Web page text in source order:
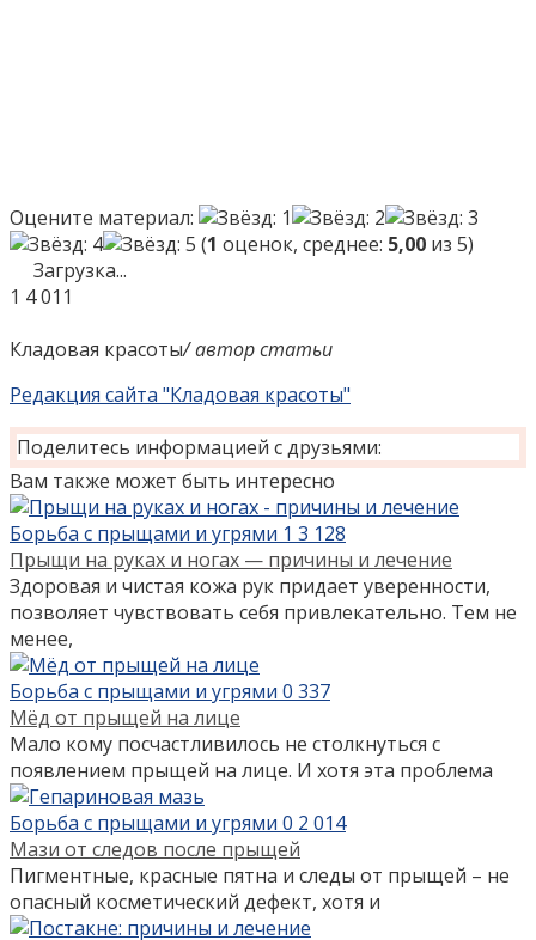
Оцените материал:
(1 оценок, среднее: 5,00 из 5)
Загрузка...
1 4 011
Кладовая красоты/ автор статьи
Редакция сайта "Кладовая красоты"
Поделитесь информацией с друзьями:
Вам также может быть интересно
Борьба с прыщами и угрями 1 3 128
Прыщи на руках и ногах — причины и лечение
Здоровая и чистая кожа рук придает уверенности,
позволяет чувствовать себя привлекательно. Тем не
менее,
Борьба с прыщами и угрями 0 337
Мёд от прыщей на лице
Мало кому посчастливилось не столкнуться с
появлением прыщей на лице. И хотя эта проблема
Борьба с прыщами и угрями 0 2 014
Мази от следов после прыщей
Пигментные, красные пятна и следы от прыщей – не
опасный косметический дефект, хотя и